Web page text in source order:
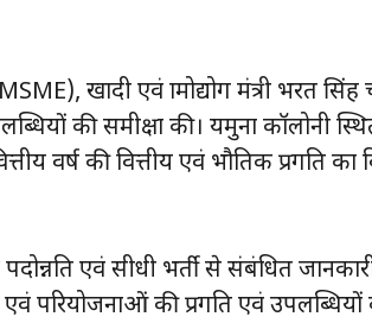
खादी एवं ग्रामोद्योग मंत्री भरत सिंह
की समीक्षा की। यमुना कॉलोनी
वर्ष की वित्तीय एवं भौतिक प्रगति का
एवं सीधी भर्ती से संबंधित
एवं परियोजनाओं की प्रगति एवं